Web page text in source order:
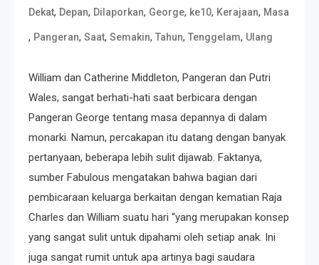
Dekat, Depan, Dilaporkan, George, ke10, Kerajaan, Masa
, Pangeran, Saat, Semakin, Tahun, Tenggelam, Ulang
William dan Catherine Middleton, Pangeran dan Putri
Wales, sangat berhati-hati saat berbicara dengan
Pangeran George tentang masa depannya di dalam
monarki. Namun, percakapan itu datang dengan banyak
pertanyaan, beberapa lebih sulit dijawab. Faktanya,
sumber Fabulous mengatakan bahwa bagian dari
pembicaraan keluarga berkaitan dengan kematian Raja
Charles dan William suatu hari “yang merupakan konsep
yang sangat sulit untuk dipahami oleh setiap anak. Ini
juga sangat rumit untuk apa artinya bagi saudara